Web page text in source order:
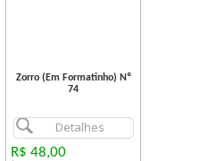
Zorro (Em Formatinho) Nº
74
Detalhes
R$ 48,00